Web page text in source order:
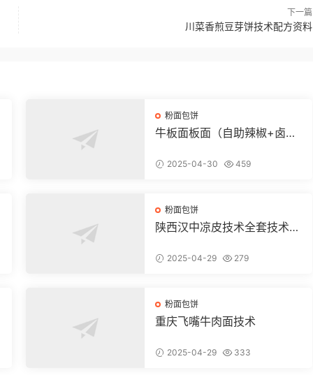
下一篇
川菜香煎豆芽饼技术配方资料
粉面包饼
牛板面板面（自助辣椒+卤味
2025-04-30 459
粉面包饼
陕西汉中凉皮技术全套技术配
2025-04-29 279
粉面包饼
重庆飞嘴牛肉面技术
2025-04-29 333